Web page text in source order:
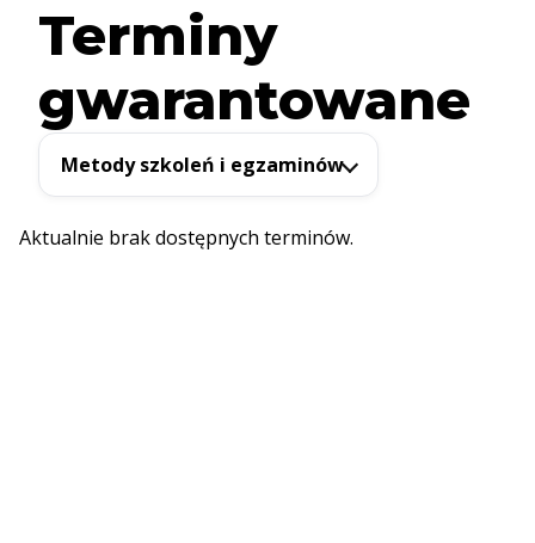
Terminy
gwarantowane
Metody szkoleń i egzaminów
Aktualnie brak dostępnych terminów.